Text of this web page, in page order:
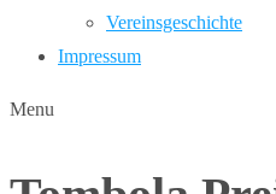
Vereinsgeschichte
Impressum
Menu